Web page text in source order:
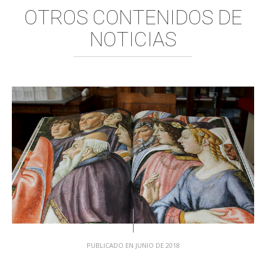
OTROS CONTENIDOS DE
NOTICIAS
PUBLICADO EN JUNIO DE 2018